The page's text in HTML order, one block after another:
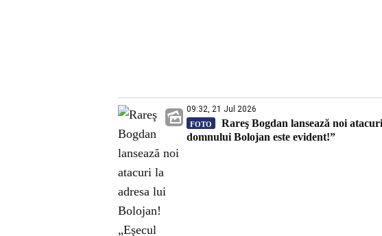
09:32, 21 Jul 2026
FOTO
Rareş Bogdan lansează noi
domnului Bolojan este evident!”